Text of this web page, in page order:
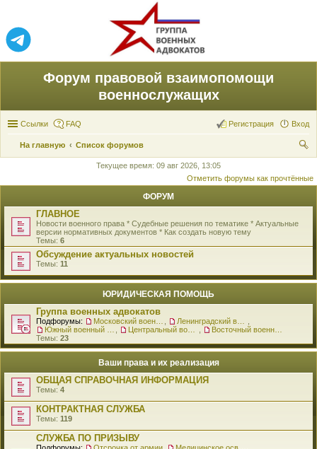
Форум правовой взаимопомощи
военнослужащих
Ссылки FAQ Вход
Регистрация
На главную
Список форумов
ск
Текущее время: 09 авг 2026, 13:05
Отметить форумы как прочтённые
ФОРУМ
ГЛАВНОЕ
Новости военного права * Судебные решения по тематике * Актуальные
версии нормативных документов * Как создать новую тему
Темы: 6
Обсуждение актуальных новостей
Темы: 11
ЮРИДИЧЕСКАЯ ПОМОЩЬ
Группа военных адвокатов
Подфорумы:
Темы: 23
Ваши права и их реализация
ОБЩАЯ СПРАВОЧНАЯ ИНФОРМАЦИЯ
Темы: 4
КОНТРАКТНАЯ СЛУЖБА
Темы: 119
СЛУЖБА ПО ПРИЗЫВУ